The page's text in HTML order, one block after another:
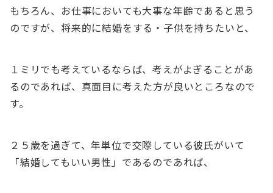
もちろん、お仕事においても大事な年齢であると思う
のですが、将来的に結婚をする・子供を持ちたいと、
１ミリでも考えているならば、考えがよぎることがあ
るのであれば、真面目に考えた方が良いところなので
す。
２５歳を過ぎて、年単位で交際している彼氏がいて
「結婚してもいい男性」であるのであれば、